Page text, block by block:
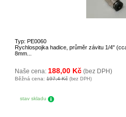
Typ: PE0060
Rychlospojka hadice, průměr závitu 1/4"
8mm...
Naše cena: 188,00 Kč (bez DPH)
Běžná cena: 197,4 Kč (bez DPH)
stav skladu